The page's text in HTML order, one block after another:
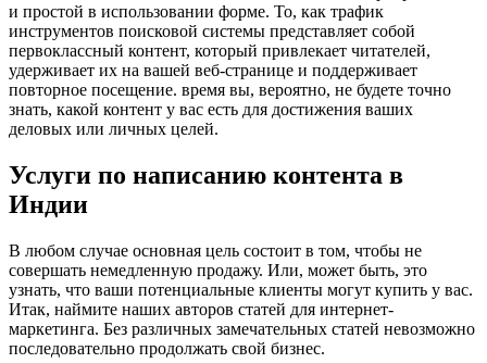
и простой в использовании форме. То, как трафик
инструментов поисковой системы представляет собой
первоклассный контент, который привлекает читателей,
удерживает их на вашей веб-странице и поддерживает
повторное посещение. время вы, вероятно, не будете точно
знать, какой контент у вас есть для достижения ваших
деловых или личных целей.
Услуги по написанию контента в
Индии
В любом случае основная цель состоит в том, чтобы не
совершать немедленную продажу. Или, может быть, это
узнать, что ваши потенциальные клиенты могут купить у вас.
Итак, наймите наших авторов статей для интернет-
маркетинга. Без различных замечательных статей невозможно
последовательно продолжать свой бизнес.